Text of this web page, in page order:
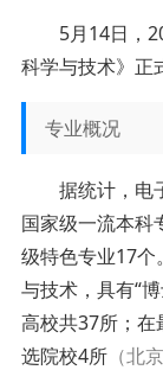
5月14日，
科学与技术》正
专业概况
据统计，电
国家级一流本科
级特色专业17个
与技术，具有“
高校共37所；在
选院校4所（北